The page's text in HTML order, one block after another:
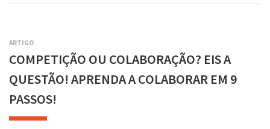
ARTIGO
COMPETIÇÃO OU COLABORAÇÃO? EIS A
QUESTÃO! APRENDA A COLABORAR EM 9
PASSOS!